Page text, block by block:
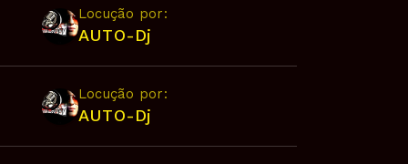
Locução por:
AUTO-Dj
Locução por:
AUTO-Dj